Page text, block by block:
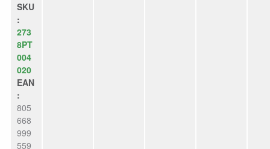
SKU
:
273
8PT
004
020
EAN
:
805
668
999
559